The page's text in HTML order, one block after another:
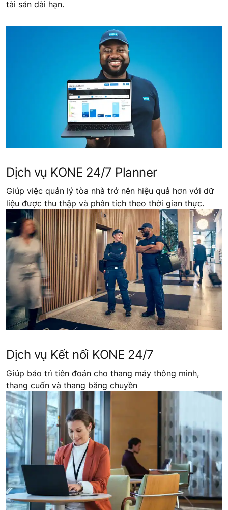
tài sản dài hạn.
Dịch vụ KONE 24/7 Planner
Giúp việc quản lý tòa nhà trở nên hiệu quả hơn với dữ
liệu được thu thập và phân tích theo thời gian thực.
Dịch vụ Kết nối KONE 24/7
Giúp bảo trì tiên đoán cho thang máy thông minh,
thang cuốn và thang băng chuyền